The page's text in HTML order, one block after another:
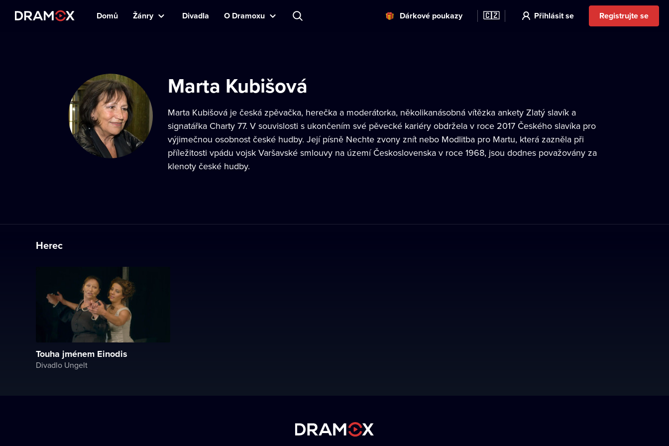
Domů Žánry Divadla O Dramoxu Dárkové poukazy 🇨🇿 Přihlásit se Registrujte se
Marta Kubišová
Marta Kubišová je česká zpěvačka, herečka a moderátorka, několikanásobná vítězka ankety Zlatý slavík a
signatářka Charty 77. V souvislosti s ukončením své pěvecké kariéry obdržela v roce 2017 Českého slavíka pro
výjimečnou osobnost české hudby. Její písně Nechte zvony znít nebo Modlitba pro Martu, která zazněla při
příležitosti vpádu vojsk Varšavské smlouvy na území Československa v roce 1968, jsou dodnes považovány za
klenoty české hudby.
Herec
Touha jménem Einodis
Divadlo Ungelt